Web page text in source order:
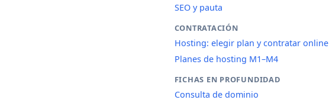
SEO y pauta
CONTRATACIÓN
Hosting: elegir plan y contratar online
Planes de hosting M1–M4
FICHAS EN PROFUNDIDAD
Consulta de dominio